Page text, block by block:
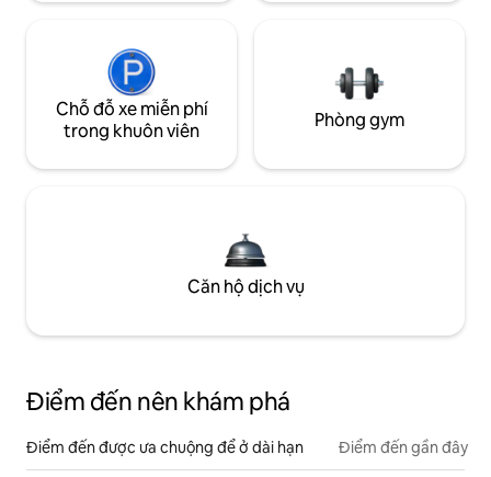
Chỗ đỗ xe miễn phí
trong khuôn viên
Phòng gym
Căn hộ dịch vụ
Điểm đến nên khám phá
Điểm đến được ưa chuộng để ở dài hạn Điểm đến gần đây